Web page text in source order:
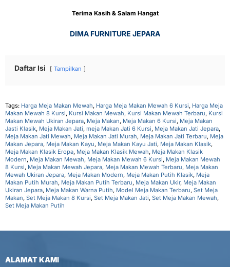
Terima Kasih & Salam Hangat
DIMA FURNITURE JEPARA
Daftar Isi Tampilkan
Tags: Harga Meja Makan Mewah, Harga Meja Makan Mewah 6 Kursi, Harga Meja
Makan Mewah 8 Kursi, Kursi Makan Mewah, Kursi Makan Mewah Terbaru, Kursi
Makan Mewah Ukiran Jepara, Meja Makan, Meja Makan 6 Kursi, Meja Makan
Jasti Klasik, Meja Makan Jati, meja Makan Jati 6 Kursi, Meja Makan Jati Jepara,
Meja Makan Jati Mewah, Meja Makan Jati Murah, Meja Makan Jati Terbaru, Meja
Makan Jepara, Meja Makan Kayu, Meja Makan Kayu Jati, Meja Makan Klasik,
Meja Makan Klasik Eropa, Meja Makan Klasik Mewah, Meja Makan Klasik
Modern, Meja Makan Mewah, Meja Makan Mewah 6 Kursi, Meja Makan Mewah
8 Kursi, Meja Makan Mewah Jepara, Meja Makan Mewah Terbaru, Meja Makan
Mewah Ukiran Jepara, Meja Makan Modern, Meja Makan Putih Klasik, Meja
Makan Putih Murah, Meja Makan Putih Terbaru, Meja Makan Ukir, Meja Makan
Ukiran Jepara, Meja Makan Warna Putih, Model Meja Makan Terbaru, Set Meja
Makan, Set Meja Makan 8 Kursi, Set Meja Makan Jati, Set Meja Makan Mewah,
Set Meja Makan Putih
ALAMAT KAMI